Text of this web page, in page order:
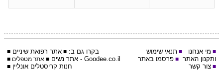
■ מי אנחנו ■ תנאי שימוש
ותקנון האתר ■ פרסמו באתר
■ צור קשר
בקרו גם ב: ■ אתר רפואת שיניים ■
Goodee.co.il - אתר נשים ■ אתר מטפלים ■
חנות קריסטלים אונליין ■